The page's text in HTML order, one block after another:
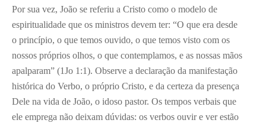
Por sua vez, João se referiu a Cristo como o modelo de
espiritualidade que os ministros devem ter: “O que era desde
o princípio, o que temos ouvido, o que temos visto com os
nossos próprios olhos, o que contemplamos, e as nossas mãos
apalparam” (1Jo 1:1). Observe a declaração da manifestação
histórica do Verbo, o próprio Cristo, e da certeza da presença
Dele na vida de João, o idoso pastor. Os tempos verbais que
ele emprega não deixam dúvidas: os verbos ouvir e ver estão